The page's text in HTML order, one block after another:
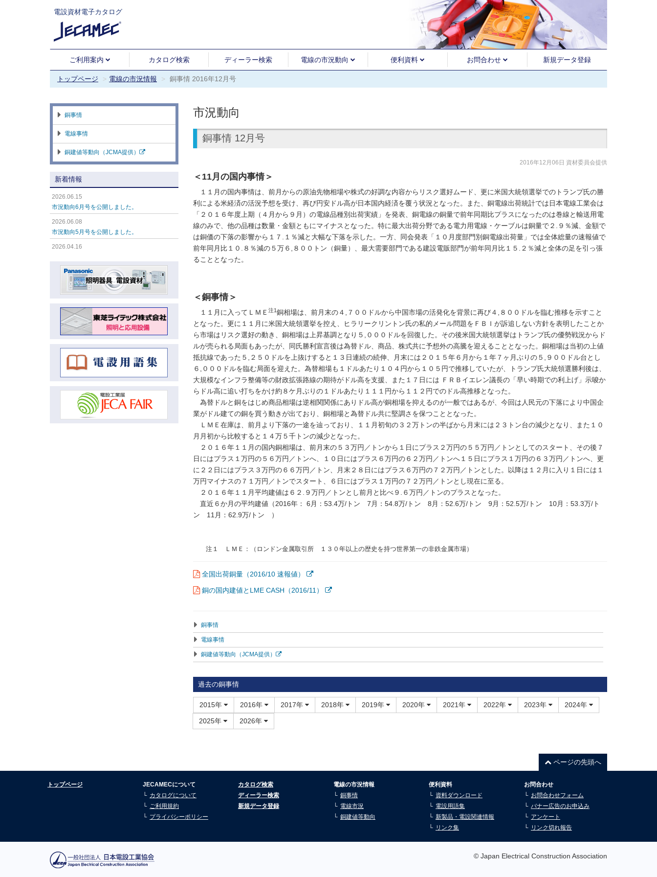
電設資材電子カタログ
ご利用案内 カタログ検索 ディーラー検索 電線の市況動向 便利資料 お問合わせ 新規データ登録
トップページ 電線の市況情報 銅事情 2016年12月号
市況動向
銅事情 12月号
2016年12月06日 資材委員会提供
＜11月の国内事情＞
１１月の国内事情は、前月からの原油先物相場や株式の好調な内容からリスク選好ムード、更に米国大統領選挙でのトランプ氏の勝
利による米経済の活況予想を受け、再び円安ドル高が日本国内経済を覆う状況となった。また、銅電線出荷統計では日本電線工業会は
「２０１６年度上期（４月から９月）の電線品種別出荷実績」を発表、銅電線の銅量で前年同期比プラスになったのは巻線と輸送用電
線のみで、他の品種は数量・金額ともにマイナスとなった。特に最大出荷分野である電力用電線・ケーブルは銅量で２.９％減、金額で
は銅価の下落の影響から１７.１％減と大幅な下落を示した。一方、同会発表「１０月度部門別銅電線出荷量」では全体総量の速報値で
前年同月比１０.８％減の５万６,８００トン（銅量）、最大需要部門である建設電販部門が前年同月比１５.２％減と全体の足を引っ張
ることとなった。
＜銅事情＞
１１月に入ってＬＭＥ 注1銅相場は、前月末の４,７００ドルから中国市場の活発化を背景に再び４,８００ドルを臨む推移を示すこと
となった。更に１１月に米国大統領選挙を控え、ヒラリークリントン氏の私的メール問題をＦＢＩが訴追しない方針を表明したことか
ら市場はリスク選好の動き、銅相場は上昇基調となり５,０００ドルを回復した。その後米国大統領選挙はトランプ氏の優勢戦況からド
ルが売られる局面もあったが、同氏勝利宣言後は為替ドル、商品、株式共に予想外の高騰を迎えることとなった。銅相場は当初の上値
抵抗線であった５,２５０ドルを上抜けすると１３日連続の続伸、月末には２０１５年６月から１年７ヶ月ぶりの５,９００ドル台とし
６,０００ドルを臨む局面を迎えた。為替相場も１ドルあたり１０４円から１０５円で推移していたが、トランプ氏大統領選勝利後は、
大規模なインフラ整備等の財政拡張路線の期待がドル高を支援、また１７日には ＦＲＢイエレン議長の「早い時期での利上げ」示唆か
らドル高に追い打ちをかけ約８ケ月ぶりの１ドルあたり１１１円から１１２円でのドル高推移となった。
為替ドルと銅をはじめ商品相場は逆相関関係にありドル高が銅相場を抑えるのが一般ではあるが、今回は人民元の下落により中国企
業がドル建ての銅を買う動きが出ており、銅相場と為替ドル共に堅調さを保つこととなった。
ＬＭＥ在庫は、前月より下落の一途を辿っており、１１月初旬の３２万トンの半ばから月末には２３トン台の減少となり、また１０
月月初から比較すると１４万５千トンの減少となった。
２０１６年１１月の国内銅相場は、前月末の５３万円／トンから１日にプラス２万円の５５万円／トンとしてのスタート、その後７
日にはプラス１万円の５６万円／トンへ、１０日にはプラス６万円の６２万円／トンへ１５日にプラス１万円の６３万円／トンへ、更
に２２日にはプラス３万円の６６万円／トン、月末２８日にはプラス６万円の７２万円／トンとした。以降は１２月に入り１日には１
万円マイナスの７１万円／トンでスタート、６日にはプラス１万円の７２万円／トンとし現在に至る。
２０１６年１１月平均建値は６２.９万円／トンとし前月と比べ９.６万円／トンのプラスとなった。
直近６か月の平均建値（2016年： 6月：53.4万/トン 7月：54.8万/トン 8月：52.6万/トン 9月：52.5万/トン 10月：53.3万/ト
ン 11月：62.9万/トン ）
注１ ＬＭＥ：（ロンドン金属取引所 １３０年以上の歴史を持つ世界第一の非鉄金属市場）
全国出荷銅量（2016/10 速報値）
銅の国内建値とLME CASH（2016/11）
銅事情
電線事情
銅建値等動向（JCMA提供）
過去の銅事情
2015年 2016年 2017年 2018年 2019年 2020年 2021年 2022年 2023年 2024年
2025年 2026年
銅事情
電線事情
銅建値等動向（JCMA提供）
新着情報
2026.06.15
市況動向6月号を公開しました。
2026.06.08
市況動向5月号を公開しました。
2026.04.16
2026.04.16
市況動向3月号を公開しました。
2026.04.16
市況動向2月号を公開しました。
2026.04.16
市況動向1月号を公開しました。
2026.01.08
市況動向12月号を公開しました。
2026.01.08
2026.01.08
市況動向10月号を公開しました。
2024.08.02
市況動向7月号を公開しました。
市況動向4月号を公開しました。
ページの先頭へ
トップページ
JECAMECについて
カタログについて
ご利用規約
プライバシーポリシー
カタログ検索
ディーラー検索
新規データ登録
電線の市況情報
銅事情
電線市況
銅建値等動向
便利資料
資料ダウンロード
電設用語集
新製品・電設関連情報
リンク集
お問合わせ
お問合わせフォーム
バナー広告のお申込み
アンケート
リンク切れ報告
© Japan Electrical Construction Association